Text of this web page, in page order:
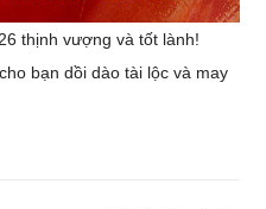
thịnh vượng và tốt lành!
bạn dồi dào tài lộc và may